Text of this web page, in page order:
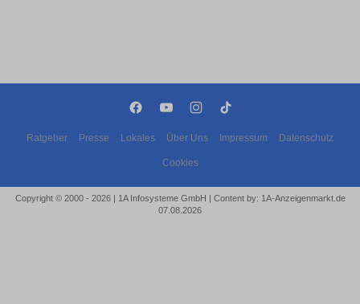
Ratgeber Presse Lokales Über Uns Impressum Datenschutz
Cookies
Copyright © 2000 - 2026 | 1A Infosysteme GmbH | Content by: 1A-Anzeigenmarkt.de
07.08.2026